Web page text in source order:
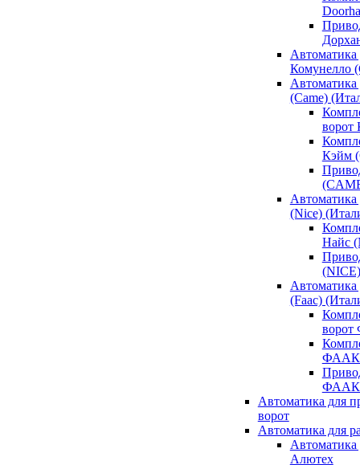
Автоматика
Комунелло
(Came)
ворот
Кэйм
Автоматика
(Nice)
Найс
(NICE)
(Faac)
ФААК
ФААК
Автоматика для
ворот
Автоматика для
Алютех